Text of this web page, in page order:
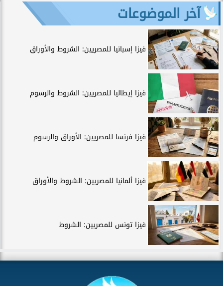
آخر الموضوعات
فيزا إسبانيا للمصريين: الشروط والأوراق
فيزا إيطاليا للمصريين: الشروط والرسوم
فيزا فرنسا للمصريين: الأوراق والرسوم
فيزا ألمانيا للمصريين: الشروط والأوراق
فيزا تونس للمصريين: الشروط